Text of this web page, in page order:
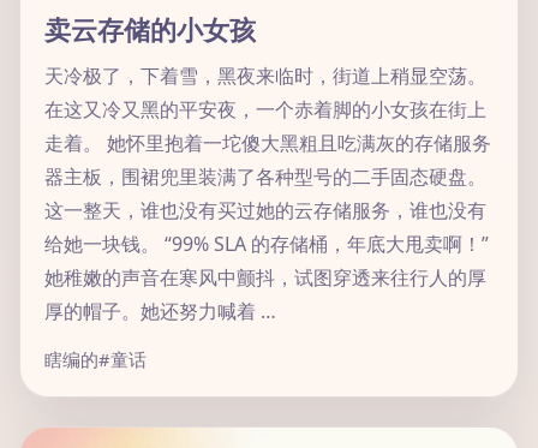
卖云存储的小女孩
天冷极了，下着雪，黑夜来临时，街道上稍显空荡。
在这又冷又黑的平安夜，一个赤着脚的小女孩在街上
走着。 她怀里抱着一坨傻大黑粗且吃满灰的存储服务
器主板，围裙兜里装满了各种型号的二手固态硬盘。
这一整天，谁也没有买过她的云存储服务，谁也没有
给她一块钱。 “99% SLA 的存储桶，年底大甩卖啊！”
她稚嫩的声音在寒风中颤抖，试图穿透来往行人的厚
厚的帽子。她还努力喊着 …
瞎编的#童话